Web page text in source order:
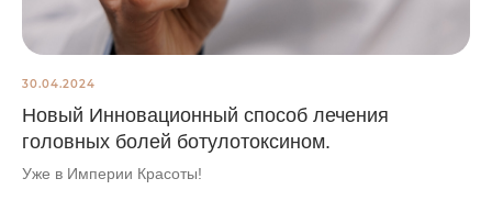
30.04.2024
Новый Инновационный способ лечения
головных болей ботулотоксином.
Уже в Империи Красоты!